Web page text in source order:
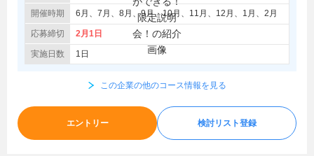
開催時期 6月、7月、8月、9月、10月、11月、12月、1月、2月
応募締切 2月1日
実施日数 1日
この企業の他のコース情報を見る
エントリー 検討リスト登録